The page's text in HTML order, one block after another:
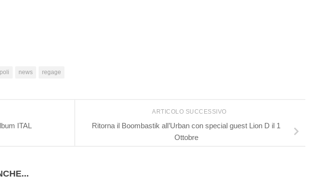
news regage
ARTICOLO SUCCESSIVO
Ritorna il Boombastik all’Urban con special guest Lion D il 1
Ottobre
ITAL